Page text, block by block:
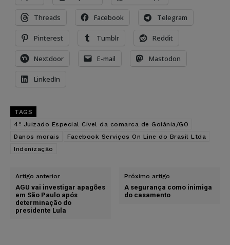
Threads Facebook Telegram
Pinterest Tumblr Reddit
Nextdoor E-mail Mastodon
LinkedIn
TAGS
4º Juizado Especial Cível da comarca de Goiânia/GO
Danos morais
Facebook Serviços On Line do Brasil Ltda
Indenização
Artigo anterior
AGU vai investigar apagões
em São Paulo após
determinação do
presidente Lula
Próximo artigo
A segurança como inimiga
do casamento